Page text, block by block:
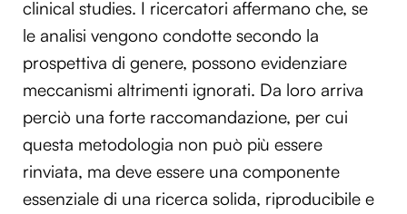
clinical studies. I ricercatori affermano che, se
le analisi vengono condotte secondo la
prospettiva di genere, possono evidenziare
meccanismi altrimenti ignorati. Da loro arriva
perciò una forte raccomandazione, per cui
questa metodologia non può più essere
rinviata, ma deve essere una componente
essenziale di una ricerca solida, riproducibile e